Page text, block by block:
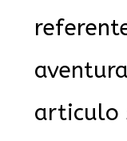
articulo